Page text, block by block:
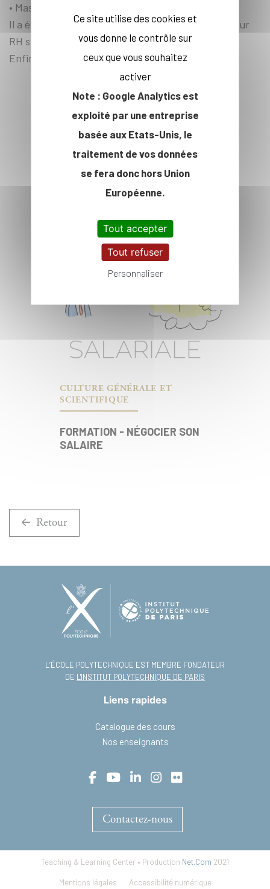
• Master I Fiscalité Paris IX Dauphine
Il a été pendant de nombreuses années chroniqueur
RH sur France Info
Enfin, il est l'auteur de 3 ouvrages en négociation.
COURS
CULTURE GÉNÉRALE ET
SCIENTIFIQUE
FORMATION - NÉGOCIER SON
SALAIRE
Retour
L’ÉCOLE POLYTECHNIQUE EST MEMBRE FONDATEUR
DE L'INSTITUT POLYTECHNIQUE DE PARIS
Liens rapides
Catalogue des cours
Nos enseignants
Contactez-nous
Teaching & Learning Center • Production Net.Com 2021
FooterMentions légales Accessibilité numérique
Ce site utilise des cookies et
vous donne le contrôle sur
ceux que vous souhaitez
activer
Note : Google Analytics est
exploité par une entreprise
basée aux Etats-Unis, le
traitement de vos données
se fera donc hors Union
Européenne.
Tout accepter
Tout refuser
Personnaliser